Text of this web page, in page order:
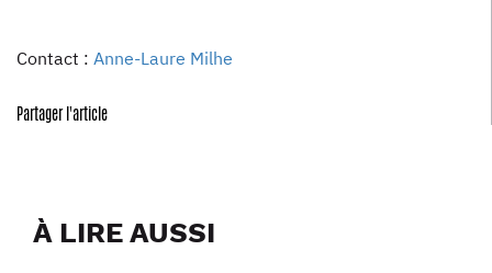
Contact : Anne-Laure Milhe
Partager l'article
À LIRE AUSSI